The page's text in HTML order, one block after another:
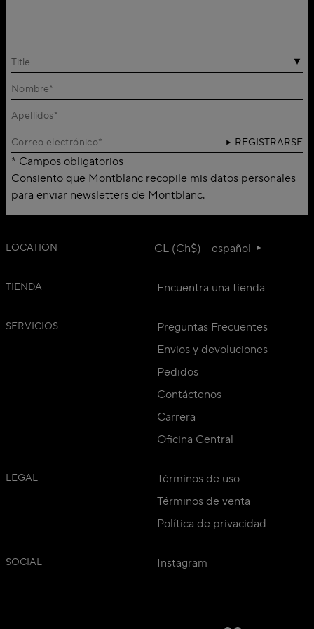
Title
REGISTRARSE
* Campos obligatorios
Consiento que Montblanc recopile mis datos personales
para enviar newsletters de Montblanc.
LOCATION CL (Ch$) - español
TIENDA Encuentra una tienda
SERVICIOS
Preguntas Frecuentes
Envios y devoluciones
Pedidos
Contáctenos
Carrera
Oficina Central
LEGAL
Términos de uso
Términos de venta
Política de privacidad
SOCIAL Instagram